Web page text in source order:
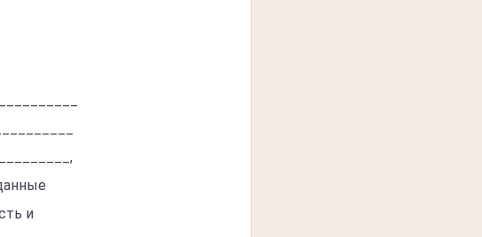
и